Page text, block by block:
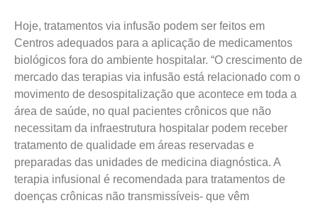
Hoje, tratamentos via infusão podem ser feitos em
Centros adequados para a aplicação de medicamentos
biológicos fora do ambiente hospitalar. “O crescimento de
mercado das terapias via infusão está relacionado com o
movimento de desospitalização que acontece em toda a
área de saúde, no qual pacientes crônicos que não
necessitam da infraestrutura hospitalar podem receber
tratamento de qualidade em áreas reservadas e
preparadas das unidades de medicina diagnóstica. A
terapia infusional é recomendada para tratamentos de
doenças crônicas não transmissíveis- que vêm